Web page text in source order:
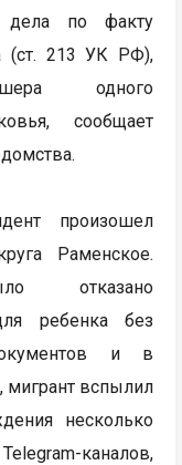
дела по факту
(ст. 213 УК РФ),
одного
сообщает
произошел
Раменское.
отказано
ребенка без
и в
мигрант вспылил
несколько
каналов,